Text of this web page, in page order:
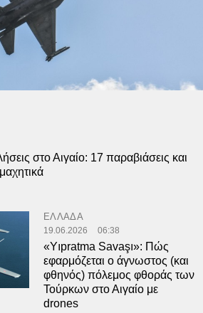
στο Αιγαίο: 17 παραβιάσεις και
ΕΛΛΑΔΑ
19.06.2026 06:38
«Yıpratma Savaşı»: Πώς
εφαρμόζεται ο άγνωστος (και
φθηνός) πόλεμος φθοράς των
Τούρκων στο Αιγαίο με
drones